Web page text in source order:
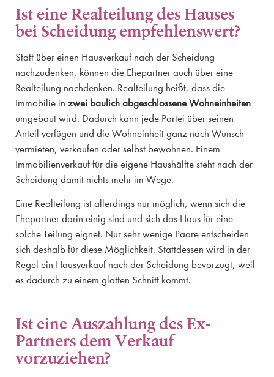
Ist eine Realteilung des Hauses
bei Scheidung empfehlenswert?
Statt über einen Hausverkauf nach der Scheidung
nachzudenken, können die Ehepartner auch über eine
Realteilung nachdenken. Realteilung heißt, dass die
Immobilie in zwei baulich abgeschlossene Wohneinheiten
umgebaut wird. Dadurch kann jede Partei über seinen
Anteil verfügen und die Wohneinheit ganz nach Wunsch
vermieten, verkaufen oder selbst bewohnen. Einem
Immobilienverkauf für die eigene Haushälfte steht nach der
Scheidung damit nichts mehr im Wege.
Eine Realteilung ist allerdings nur möglich, wenn sich die
Ehepartner darin einig sind und sich das Haus für eine
solche Teilung eignet. Nur sehr wenige Paare entscheiden
sich deshalb für diese Möglichkeit. Stattdessen wird in der
Regel ein Hausverkauf nach der Scheidung bevorzugt, weil
es dadurch zu einem glatten Schnitt kommt.
Ist eine Auszahlung des Ex-
Partners dem Verkauf
vorzuziehen?